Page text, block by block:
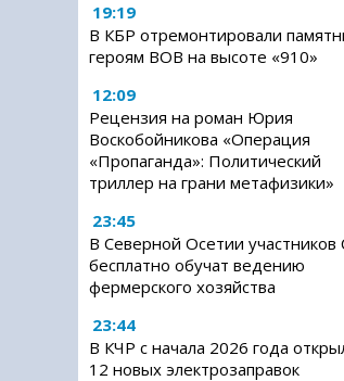
19:19
В КБР отремонтировали
героям ВОВ на высоте «910»
12:09
Рецензия на роман Юрия
Воскобойникова «Операция
«Пропаганда»: Политический
триллер на грани метафизики»
23:45
В Северной Осетии
бесплатно обучат ведению
фермерского хозяйства
23:44
В КЧР с начала 2026 года
12 новых электрозаправок